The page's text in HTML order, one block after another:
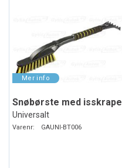
Snøbørste med isskrape
Universalt
Varenr: GAUNI-BT006